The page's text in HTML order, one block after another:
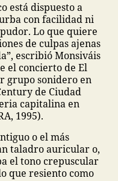
está dispuesto a
con facilidad ni
Lo que quiere
de culpas ajenas
escribió Monsiváis
el concierto de El
grupo sonidero en
de Ciudad
capitalina en
1995).
o el más
taladro auricular o,
el tono crepuscular
que resiento como